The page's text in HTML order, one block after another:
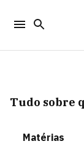
Tudo sobre
Matérias